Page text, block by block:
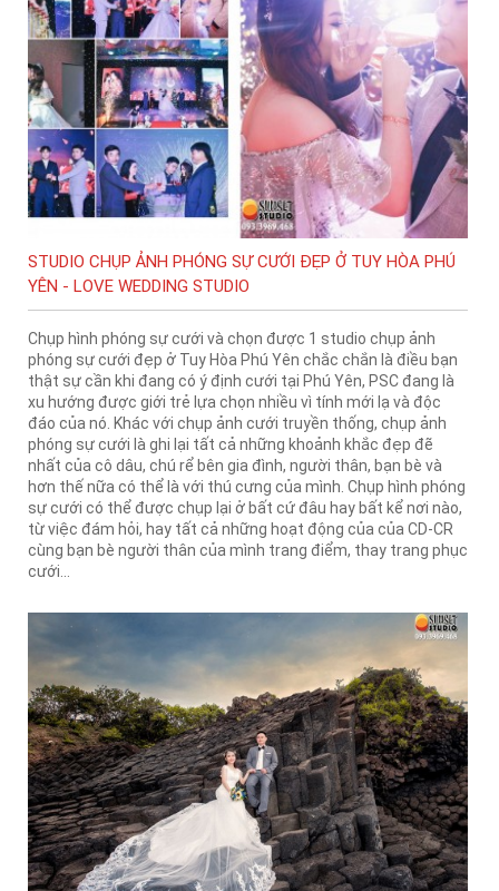
STUDIO CHỤP ẢNH PHÓNG SỰ CƯỚI ĐẸP Ở TUY HÒA PHÚ
YÊN - LOVE WEDDING STUDIO
Chụp hình phóng sự cưới và chọn được 1 studio chụp ảnh
phóng sự cưới đẹp ở Tuy Hòa Phú Yên chắc chắn là điều bạn
thật sự cần khi đang có ý định cưới tại Phú Yên, PSC đang là
xu hướng được giới trẻ lựa chọn nhiều vì tính mới lạ và độc
đáo của nó. Khác với chụp ảnh cưới truyền thống, chụp ảnh
phóng sự cưới là ghi lại tất cả những khoảnh khắc đẹp đẽ
nhất của cô dâu, chú rể bên gia đình, người thân, bạn bè và
hơn thế nữa có thể là với thú cưng của mình. Chụp hình phóng
sự cưới có thể được chụp lại ở bất cứ đâu hay bất kể nơi nào,
từ việc đám hỏi, hay tất cả những hoạt động của của CD-CR
cùng bạn bè người thân của mình trang điểm, thay trang phục
cưới...